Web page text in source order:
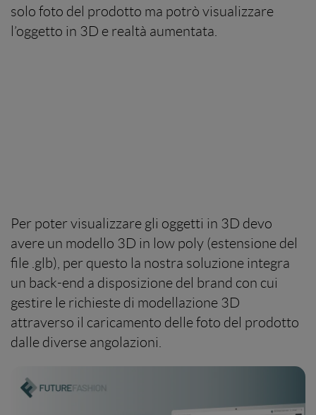
solo foto del prodotto ma potrò visualizzare
l’oggetto in 3D e realtà aumentata.
Per poter visualizzare gli oggetti in 3D devo
avere un modello 3D in low poly (estensione del
file .glb), per questo la nostra soluzione integra
un back-end a disposizione del brand con cui
gestire le richieste di modellazione 3D
attraverso il caricamento delle foto del prodotto
dalle diverse angolazioni.